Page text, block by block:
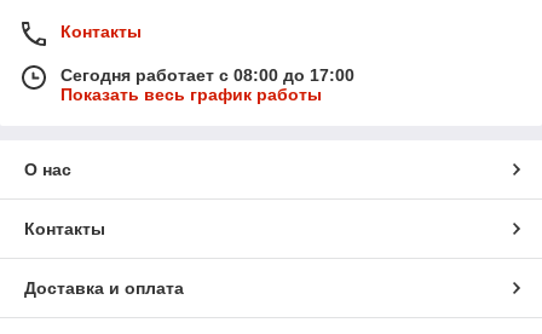
Контакты
Сегодня работает с 08:00 до 17:00
Показать весь график работы
О нас
Контакты
Доставка и оплата